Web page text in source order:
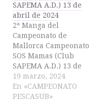
SAPEMA A.D.) 13 de
abril de 2024
2ª Manga del
Campeonato de
Mallorca Campeonato
SOS Mamas (Club
SAPEMA A.D.) 13 de
abril de 2024
REGLAMENTO ZONA
descargable de la zona
19 marzo, 2024
En «CAMPEONATO
PESCASUB»